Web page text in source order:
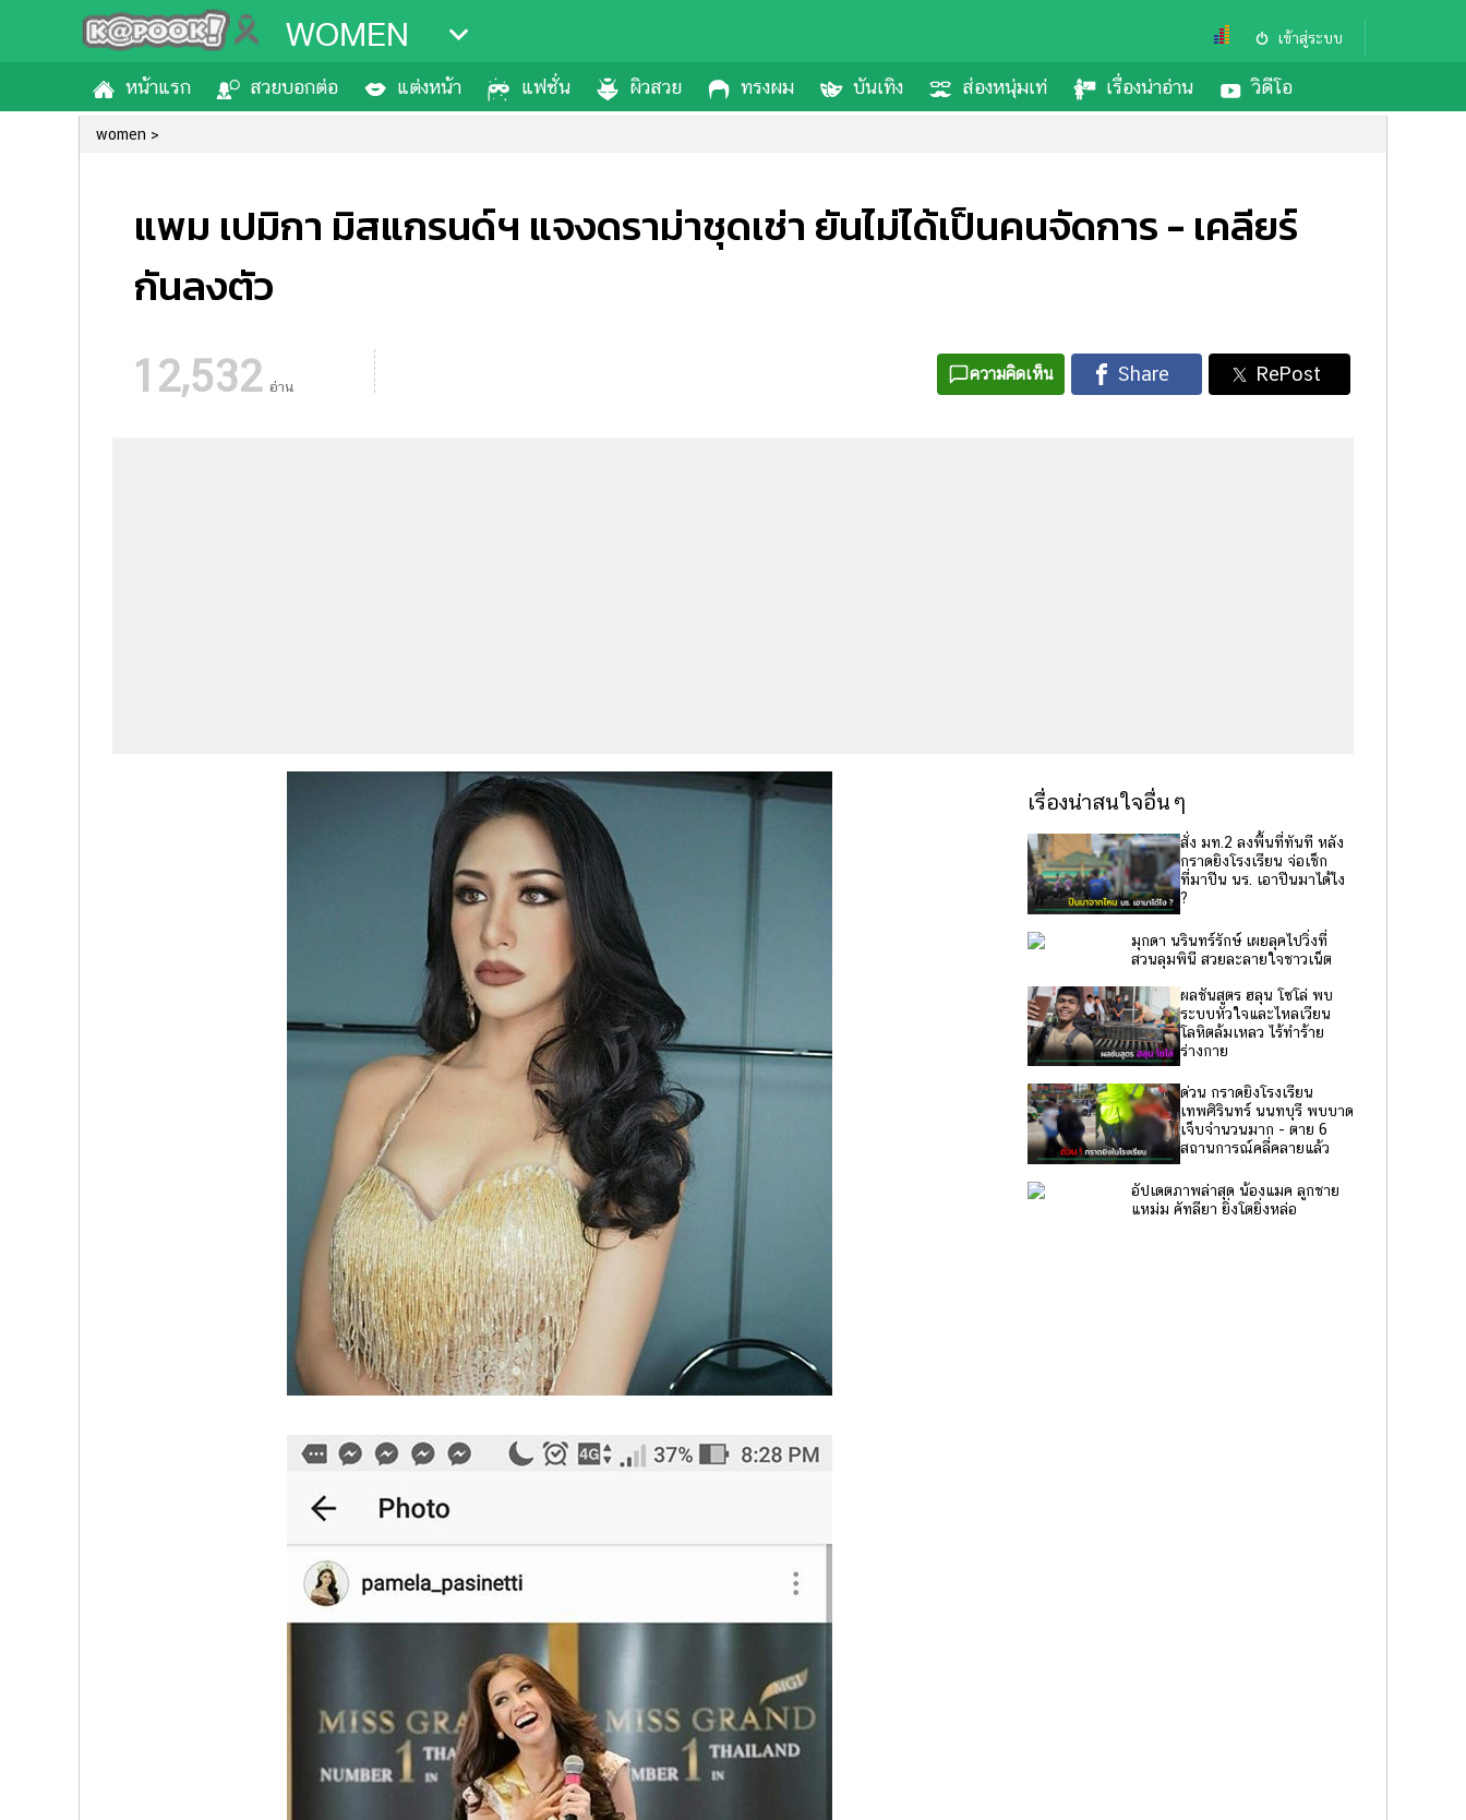
WOMEN เข้าสู่ระบบ
หน้าแรก สวยบอกต่อ แต่งหน้า แฟชั่น ผิวสวย ทรงผม บันเทิง ส่องหนุ่มเท่ เรื่องน่าอ่าน วิดีโอ
women
แพม เปมิกา มิสแกรนด์ฯ แจงดราม่าชุดเช่า ยันไม่ได้เป็นคนจัดการ - เคลียร์
กันลงตัว
12,532 อ่าน
ความคิดเห็น
เรื่องน่าสนใจอื่นๆ
สั่ง มท.2 ลงพื้นที่ทันที หลัง
กราดยิงโรงเรียน จ่อเช็ก
ที่มาปืน นร. เอาปืนมาได้ไง
?
มุกดา นรินทร์รักษ์ เผยลุคไปวิ่งที่
สวนลุมพินี สวยละลายใจชาวเน็ต
ผลชันสูตร ฮลุน โซโล่ พบ
ระบบหัวใจและไหลเวียน
โลหิตล้มเหลว ไร้ทำร้าย
ร่างกาย
ด่วน กราดยิงโรงเรียน
เทพศิรินทร์ นนทบุรี พบบาด
เจ็บจำนวนมาก - ตาย 6
สถานการณ์คลี่คลายแล้ว
อัปเดตภาพล่าสุด น้องแมค ลูกชาย
แหม่ม คัทลียา ยิ่งโตยิ่งหล่อ